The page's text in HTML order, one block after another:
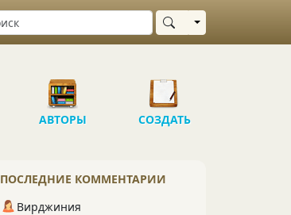
Выбрать область
АВТОРЫ СОЗДАТЬ
ПОСЛЕДНИЕ КОММЕНТАРИИ
Вирджиния